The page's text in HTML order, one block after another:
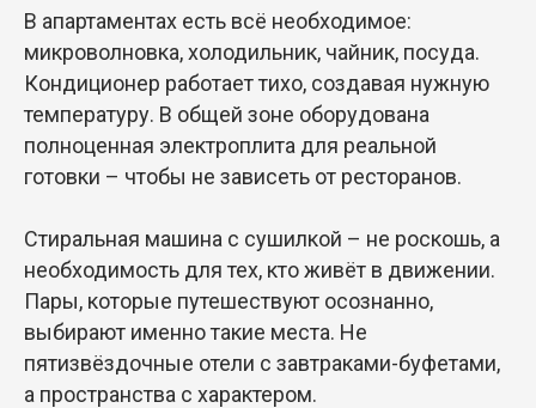
В апартаментах есть всё необходимое:
микроволновка, холодильник, чайник, посуда.
Кондиционер работает тихо, создавая нужную
температуру. В общей зоне оборудована
полноценная электроплита для реальной
готовки – чтобы не зависеть от ресторанов.
Стиральная машина с сушилкой – не роскошь, а
необходимость для тех, кто живёт в движении.
Пары, которые путешествуют осознанно,
выбирают именно такие места. Не
пятизвёздочные отели с завтраками-буфетами,
а пространства с характером.